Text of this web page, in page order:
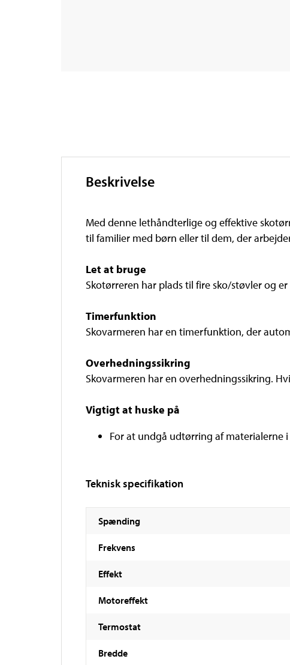
Beskrivelse
Med denne lethåndterlige og effektive
til familier med børn eller til dem, der
Let at bruge
Skotørreren har plads til fire sko/støvler og
Timerfunktion
Skovarmeren har en timerfunktion, der
Overhedningssikring
Skovarmeren har en overhedningssikring.
Vigtigt at huske på
For at undgå udtørring af materialerne
Teknisk specifikation
Spænding
Frekvens
Effekt
Motoreffekt
Termostat
Bredde